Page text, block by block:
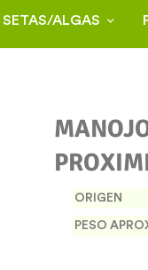
SETAS/ALGAS
ORIGEN
PESO